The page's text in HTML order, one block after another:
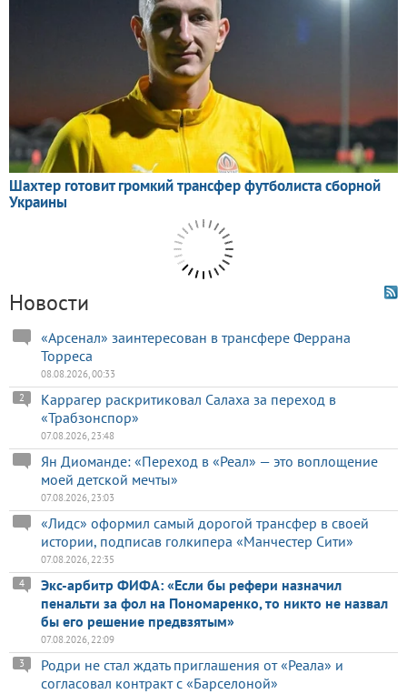
Новости
«Арсенал» заинтересован в трансфере Феррана
Торреса
08.08.2026, 00:33
Каррагер раскритиковал Салаха за переход в
«Трабзонспор»
2
07.08.2026, 23:48
Ян Диоманде: «Переход в «Реал» — это воплощение
моей детской мечты»
07.08.2026, 23:03
«Лидс» оформил самый дорогой трансфер в своей
истории, подписав голкипера «Манчестер Сити»
07.08.2026, 22:35
Экс-арбитр ФИФА: «Если бы рефери назначил
пенальти за фол на Пономаренко, то никто не назвал
бы его решение предвзятым»
4
07.08.2026, 22:09
Родри не стал ждать приглашения от «Реала» и
согласовал контракт с «Барселоной»
3